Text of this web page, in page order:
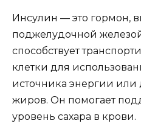
Инсулин — это гормон,
поджелудочной
способствует
клетки для
источника энергии
жиров. Он помогает
уровень сахара в крови.